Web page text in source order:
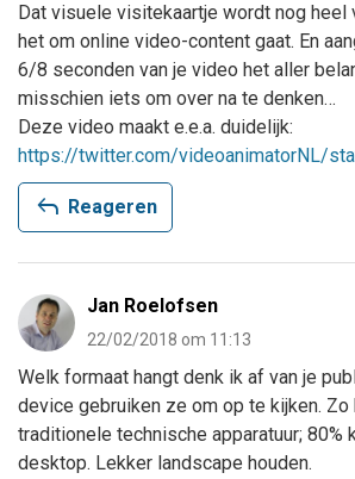
Dat visuele visitekaartje wordt nog heel
het om online video-content gaat. En
6/8 seconden van je video het aller
misschien iets om over na te denken…
Deze video maakt e.e.a. duidelijk:
https://twitter.com/videoanimatorNL/
reply Reageren
Jan Roelofsen
22/02/2018 om 11:13
Welk formaat hangt denk ik af van je
device gebruiken ze om op te kijken. Zo
traditionele technische apparatuur; 80%
desktop. Lekker landscape houden.